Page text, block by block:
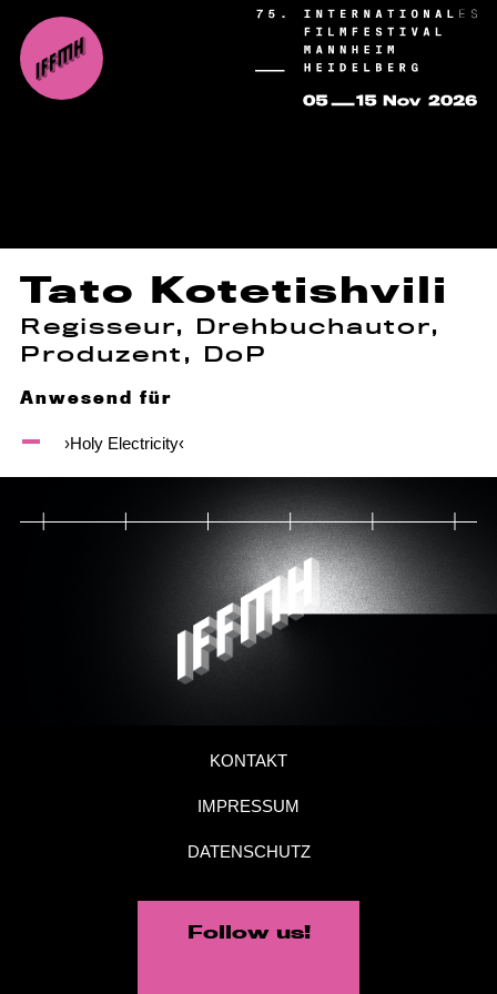
Tato Kotetishvili
Regisseur, Drehbuchautor,
Produzent, DoP
Anwesend für
›Holy Electricity‹
KONTAKT
IMPRESSUM
DATENSCHUTZ
Follow us!